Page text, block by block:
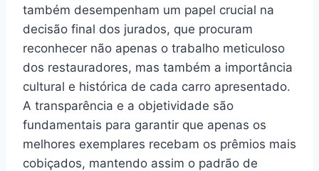
também desempenham um papel crucial na
decisão final dos jurados, que procuram
reconhecer não apenas o trabalho meticuloso
dos restauradores, mas também a importância
cultural e histórica de cada carro apresentado.
A transparência e a objetividade são
fundamentais para garantir que apenas os
melhores exemplares recebam os prêmios mais
cobiçados, mantendo assim o padrão de